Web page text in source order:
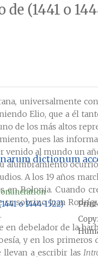
(1441 o
universalmente
Elio, que a él
de los más altos
pues las
venido al mundo un
ocurrió
A los 19 años
en Bolonia. Cuando
su sobrino Juan
en debelador de la
y en los
llevan a escribir las
dictionum
o 1444-1522)
Copy